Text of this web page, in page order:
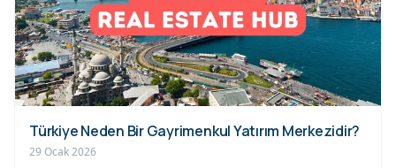
Türkiye Neden Bir Gayrimenkul Yatırım Merkezidir?
29 Ocak 2026